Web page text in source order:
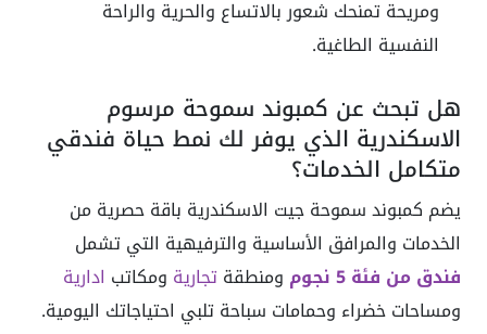
ومريحة تمنحك شعور بالاتساع والحرية والراحة
النفسية الطاغية.
هل تبحث عن كمبوند سموحة مرسوم
الاسكندرية الذي يوفر لك نمط حياة فندقي
متكامل الخدمات؟
يضم كمبوند سموحة جيت الاسكندرية باقة حصرية من
الخدمات والمرافق الأساسية والترفيهية التي تشمل
فندق من فئة 5 نجوم
ومنطقةتجارية ومكاتب ادارية
ومساحات خضراء وحمامات سباحة تلبي احتياجاتك اليومية.